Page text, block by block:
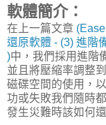
軟體簡介：
在上一篇文章
還原軟體 - (3) 進階
)中，我們採用進階
並且將壓縮率調整
磁碟空間的使用，
功或失敗我們隨時
發生災難時該如何